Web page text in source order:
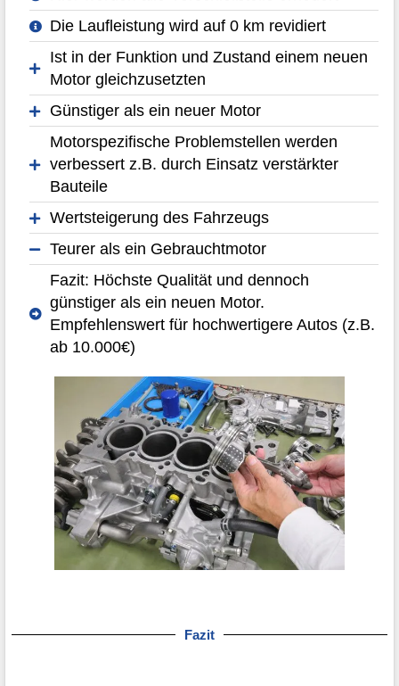
Die Laufleistung wird auf 0 km revidiert
Ist in der Funktion und Zustand einem neuen
Motor gleichzusetzten
Günstiger als ein neuer Motor
Motorspezifische Problemstellen werden
verbessert z.B. durch Einsatz verstärkter
Bauteile
Wertsteigerung des Fahrzeugs
Teurer als ein Gebrauchtmotor
Fazit: Höchste Qualität und dennoch
günstiger als ein neuen Motor.
Empfehlenswert für hochwertigere Autos (z.B.
ab 10.000€)
Fazit